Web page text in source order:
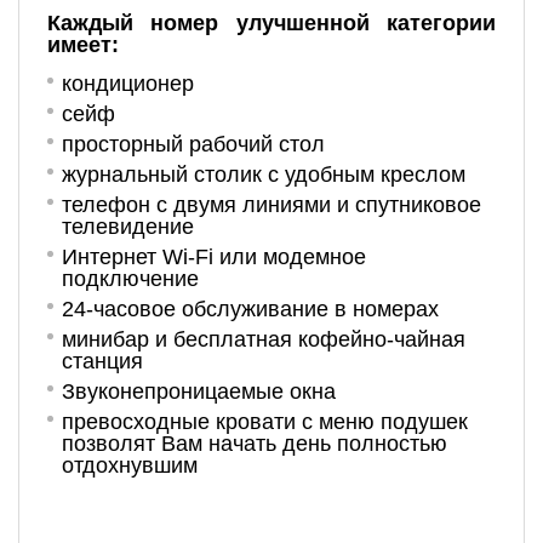
Каждый номер улучшенной категории
имеет:
кондиционер
сейф
просторный рабочий стол
журнальный столик с удобным креслом
телефон с двумя линиями и спутниковое
телевидение
Интернет Wi-Fi или модемное
подключение
24-часовое обслуживание в номерах
минибар и бесплатная кофейно-чайная
станция
Звуконепроницаемые окна
превосходные кровати с меню подушек
позволят Вам начать день полностью
отдохнувшим